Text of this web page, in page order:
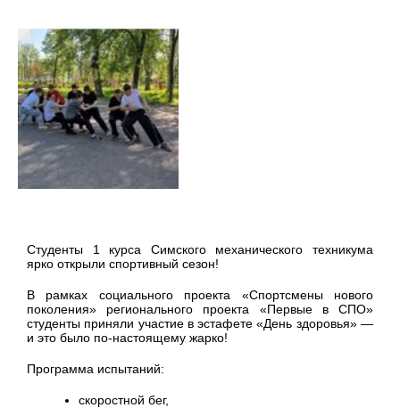
Студенты 1 курса Симского механического техникума
ярко открыли спортивный сезон!
В рамках социального проекта «Спортсмены нового
поколения» регионального проекта «Первые в СПО»
студенты приняли участие в эстафете «День здоровья» —
и это было по‑настоящему жарко!
Программа испытаний:
скоростной бег,